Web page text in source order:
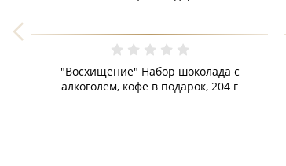
"Восхищение" Набор шоколада с
алкоголем, кофе в подарок, 204 г